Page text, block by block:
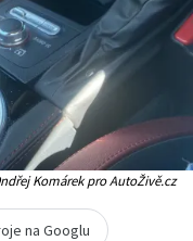
Komárek pro AutoŽivě.cz
na Googlu